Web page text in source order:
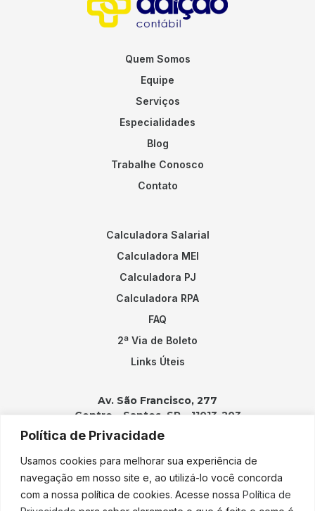
Política de Privacidade
Usamos cookies para melhorar sua experiência de
navegação em nosso site e, ao utilizá-lo você concorda
com a nossa política de cookies. Acesse nossa Política de
Quem Somos
Equipe
Serviços
Especialidades
Blog
Trabalhe Conosco
Contato
Calculadora Salarial
Calculadora MEI
Calculadora PJ
Calculadora RPA
FAQ
2ª Via de Boleto
Links Úteis
Av. São Francisco, 277
Centro – Santos, SP – 11013-203
Contatos:
(13) 3202-2100
adicao@adicao.com.br